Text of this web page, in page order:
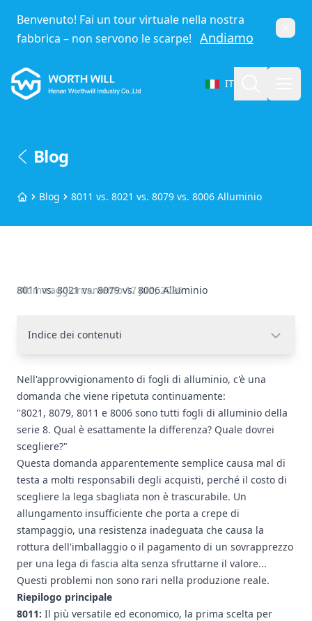
Benvenuto! Fai un tour virtuale nella nostra
fabbrica – non servono le scarpe! Andiamo Chiudi
Worthwill
IT
Seleziona lingua
Blog
HomeBlog 8011 vs. 8021 vs. 8079 vs. 8006 Alluminio
8011 vs. 8021 vs. 8079 vs. 8006 Alluminio
Ultimo aggiornamento17 Jun, 2026
Indice dei contenuti
Nell'approvvigionamento di fogli di alluminio, c'è una
domanda che viene ripetuta continuamente:
"8021, 8079, 8011 e 8006 sono tutti fogli di alluminio della
serie 8. Qual è esattamente la differenza? Quale dovrei
scegliere?"
Questa domanda apparentemente semplice causa mal di
testa a molti responsabili degli acquisti, perché il costo di
scegliere la lega sbagliata non è trascurabile. Un
allungamento insufficiente che porta a crepe di
stampaggio, una resistenza inadeguata che causa la
rottura dell'imballaggio o il pagamento di un sovrapprezzo
per una lega di fascia alta senza sfruttarne il valore...
Questi problemi non sono rari nella produzione reale.
Riepilogo principale
8011: Il più versatile ed economico, la prima scelta per